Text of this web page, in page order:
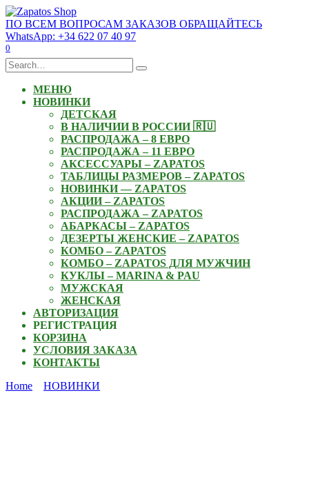
Skip
to
content
ПО ВСЕМ ВОПРОСАМ ЗАКАЗОВ ОБРАЩАЙТЕСЬ
WhatsApp: +34 622 07 40 97
0
Search
for:
МЕНЮ
НОВИНКИ
ДЕТСКАЯ
В НАЛИЧИИ В РОССИИ 🇷🇺
РАСПРОДАЖА – 8 ЕВРО
РАСПРОДАЖА – 11 ЕВРО
АКСЕССУАРЫ – ZAPATOS
ТАБЛИЦЫ РАЗМЕРОВ – ZAPATOS
НОВИНКИ — ZAPATOS
АКЦИИ – ZAPATOS
РАСПРОДАЖА – ZAPATOS
АБАРКАСЫ – ZAPATOS
ДЕЗЕРТЫ ЖЕНСКИЕ – ZAPATOS
КОМБО – ZAPATOS
КОМБО – ZAPATOS ДЛЯ МУЖЧИН
КУКЛЫ – MARINA & PAU
МУЖСКАЯ
ЖЕНСКАЯ
АВТОРИЗАЦИЯ
РЕГИСТРАЦИЯ
КОРЗИНА
УСЛОВИЯ ЗАКАЗА
КОНТАКТЫ
Home
НОВИНКИ